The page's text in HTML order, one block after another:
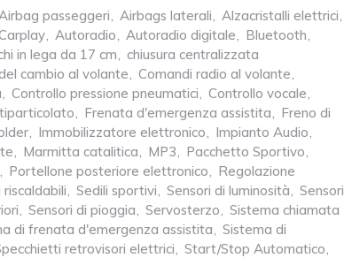
passeggeri, Airbags laterali, Alzacristalli elettrici,
, Autoradio, Autoradio digitale, Bluetooth,
in lega da 17 cm, chiusura centralizzata
cambio al volante, Comandi radio al volante,
, Controllo pressione pneumatici, Controllo vocale,
, Frenata d'emergenza assistita, Freno di
, Immobilizzatore elettronico, Impianto Audio,
, Marmitta catalitica, MP3, Pacchetto Sportivo,
, Portellone posteriore elettronico, Regolazione
riscaldabili, Sedili sportivi, Sensori di luminosità, Sensori
, Sensori di pioggia, Servosterzo, Sistema chiamata
di frenata d'emergenza assistita, Sistema di
retrovisori elettrici, Start/Stop Automatico,